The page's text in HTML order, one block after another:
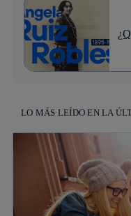
LO MÁS LEÍDO EN LA